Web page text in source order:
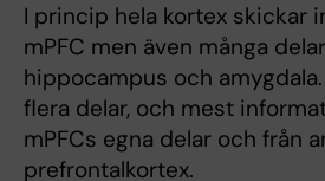
I princip hela kortex skickar
mPFC men även många
hippocampus och
flera delar, och mest
mPFCs egna delar och från
prefrontalkortex.